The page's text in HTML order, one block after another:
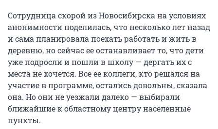
Сотрудница скорой из Новосибирска на условиях
анонимности поделилась, что несколько лет назад
и сама планировала поехать работать и жить в
деревню, но сейчас ее останавливает то, что дети
уже подросли и пошли в школу — дергать их с
места не хочется. Все ее коллеги, кто решался на
участие в программе, остались довольны, сказала
она. Но они не уезжали далеко — выбирали
ближайшие к областному центру населенные
пункты.